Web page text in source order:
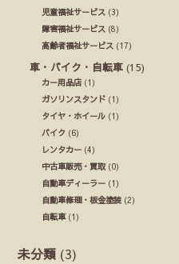
児童福祉サービス (3)
障害福祉サービス (8)
高齢者福祉サービス (17)
車・バイク・自転車 (15)
カー用品店 (1)
ガソリンスタンド (1)
タイヤ・ホイール (1)
バイク (6)
レンタカー (4)
中古車販売・買取 (0)
自動車ディーラー (1)
自動車修理・板金塗装 (2)
自転車(1)
未分類 (3)